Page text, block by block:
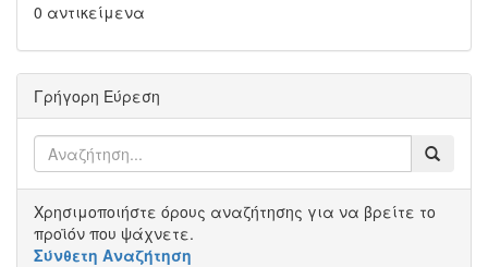
0 αντικείμενα
Γρήγορη Εύρεση
Χρησιμοποιήστε όρους αναζήτησης για να βρείτε το
προϊόν που ψάχνετε.
Σύνθετη Αναζήτηση